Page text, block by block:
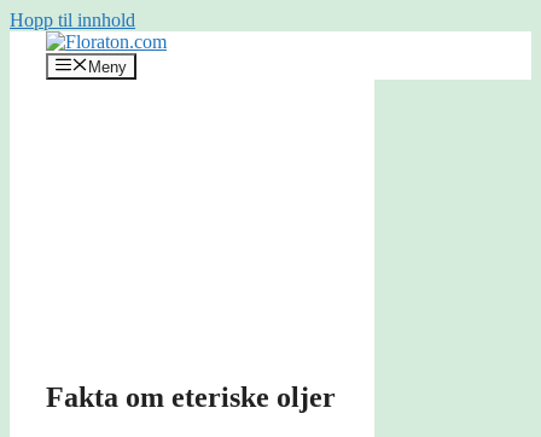
Hopp til innhold
Meny
Fakta om eteriske oljer